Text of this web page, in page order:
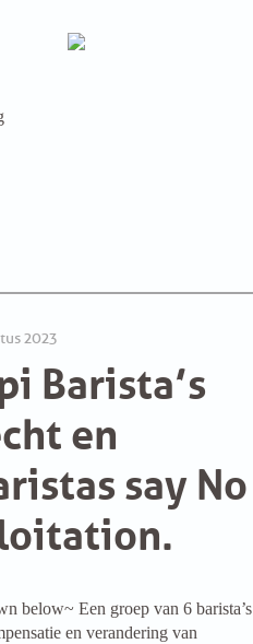
2023
Barista’s
en
say No
below~ Een groep van 6 barista’s
en verandering van